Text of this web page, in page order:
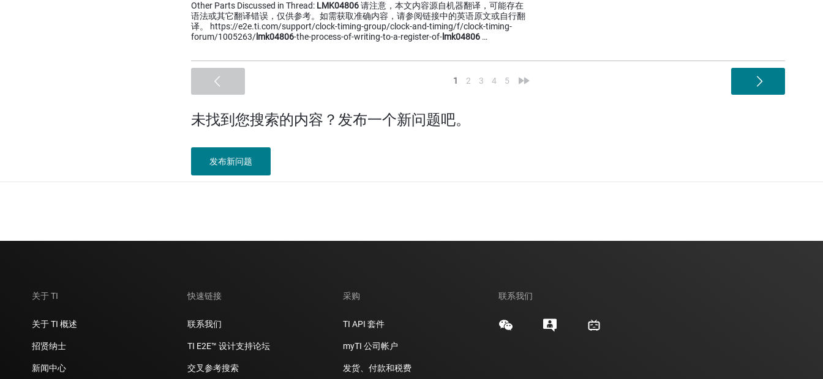
Other Parts Discussed in Thread: LMK04806请注意，本文内容源自机器翻译，可能存在
语法或其它翻译错误，仅供参考。如需获取准确内容，请参阅链接中的英语原文或自行翻
译。 https://e2e.ti.com/support/clock-timing-group/clock-and-timing/f/clock-timing-
forum/1005263/ lmk04806-the-process-of-writing-to-a-register-of- lmk04806 …
1 2 3 4 5
未找到您搜索的内容？发布一个新问题吧。
发布新问题
关于 TI
关于 TI 概述
招贤纳士
新闻中心
快速链接
联系我们
TI E2E™ 设计支持论坛
交叉参考搜索
采购
TI API 套件
myTI 公司帐户
发货、付款和税费
联系我们